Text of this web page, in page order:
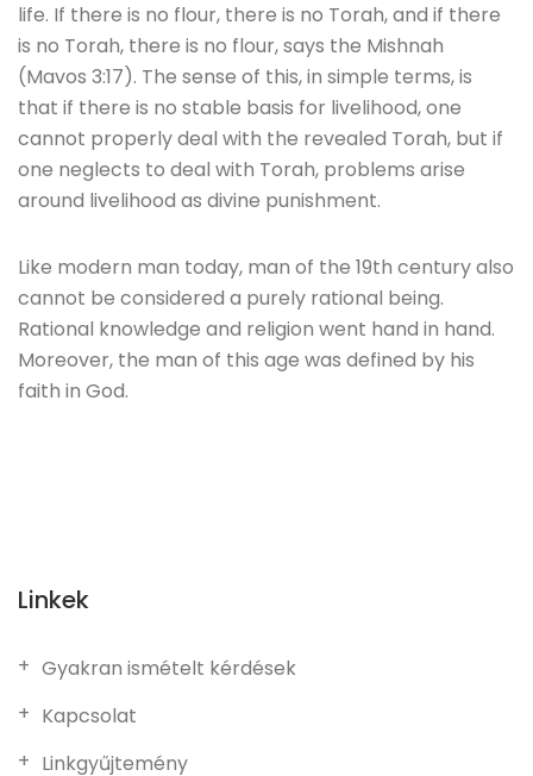
life. If there is no flour, there is no Torah, and if there
is no Torah, there is no flour, says the Mishnah
(Mavos 3:17). The sense of this, in simple terms, is
that if there is no stable basis for livelihood, one
cannot properly deal with the revealed Torah, but if
one neglects to deal with Torah, problems arise
around livelihood as divine punishment.
Like modern man today, man of the 19th century also
cannot be considered a purely rational being.
Rational knowledge and religion went hand in hand.
Moreover, the man of this age was defined by his
faith in God.
Linkek
Gyakran ismételt kérdések
Kapcsolat
Linkgyűjtemény